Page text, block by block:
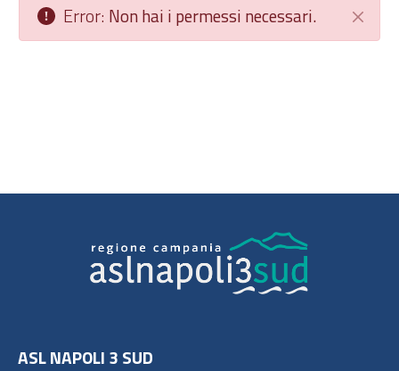
Chiudi
Error: Non hai i permessi necessari.
ASL NAPOLI 3 SUD